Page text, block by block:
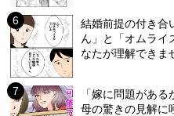
結婚前提の付き
ん」と「オムライ
なたが理解できま
「嫁に問題があ
母の驚きの見解